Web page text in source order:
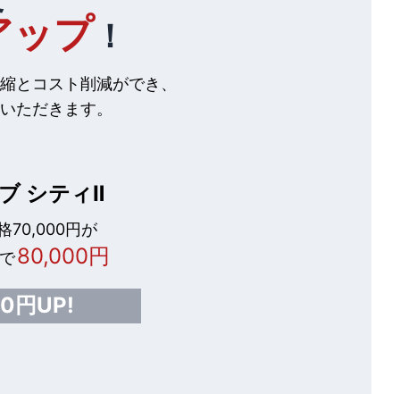
ップ ！
とコスト削減ができ、
ただきます。
シティⅡ
70,000円が
80,000円
円UP!